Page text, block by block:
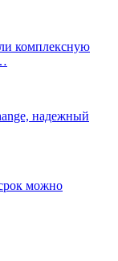
комплексную
надежный
можно